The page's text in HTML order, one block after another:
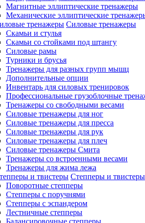
Магнитные эллиптические тренажеры
Механические эллиптические
Силовые тренажеры
Скамьи и стулья
Скамьи со стойками под штангу
Силовые рамы
Турники и брусья
Тренажеры для разных групп мышц
Дополнительные опции
Инвентарь для силовых тренировок
Профессиональные грузоблочные
Тренажеры со свободными весами
Силовые тренажеры для ног
Силовые тренажеры для пресса
Силовые тренажеры для рук
Силовые тренажеры для плеч
Силовые тренажеры Смита
Тренажеры со встроенными весами
Тренажеры для жима лежа
Степперы и твистеры
Поворотные степперы
Степперы с поручнями
Степперы с эспандером
Лестничные степперы
Балансировочные степперы